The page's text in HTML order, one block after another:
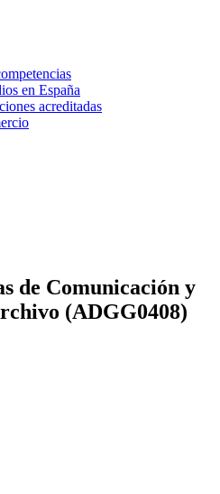
en España
acreditadas
de Comunicación y
(ADGG0408)